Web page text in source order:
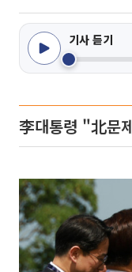
기사 듣기
李대통령 "北문